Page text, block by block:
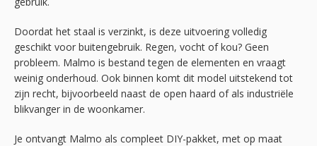
Doordat het staal is verzinkt, is deze uitvoering volledig
geschikt voor buitengebruik. Regen, vocht of kou? Geen
probleem. Malmo is bestand tegen de elementen en vraagt
weinig onderhoud. Ook binnen komt dit model uitstekend tot
zijn recht, bijvoorbeeld naast de open haard of als industriële
blikvanger in de woonkamer.
Je ontvangt Malmo als compleet DIY-pakket, met op maat